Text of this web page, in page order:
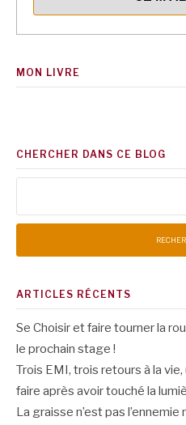
MON LIVRE
CHERCHER DANS CE BLOG
ARTICLES RÉCENTS
Se Choisir et faire tourner la
le prochain stage !
Trois EMI, trois retours à la
faire après avoir touché la
La graisse n’est pas